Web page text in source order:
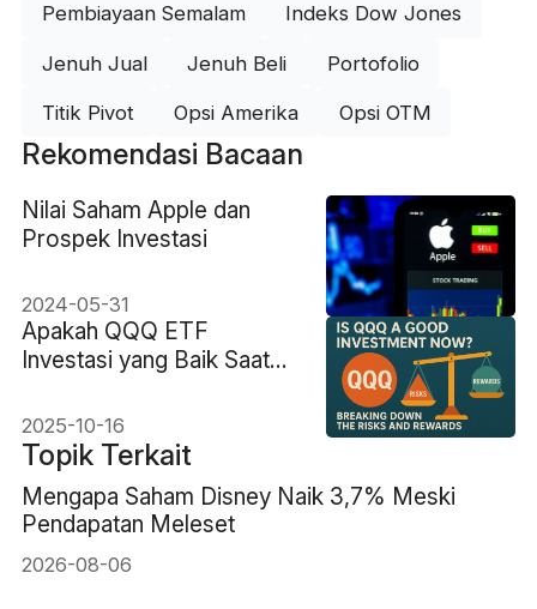
Pembiayaan Semalam Indeks Dow Jones
Jenuh Jual Jenuh Beli Portofolio
Titik Pivot Opsi Amerika Opsi OTM
Rekomendasi Bacaan
Nilai Saham Apple dan
Prospek Investasi
2024-05-31
Apakah QQQ ETF
Investasi yang Baik Saat
dan Keuntungannya
2025-10-16
Topik Terkait
Mengapa Saham Disney Naik 3,7% Meski
Pendapatan Meleset
2026-08-06